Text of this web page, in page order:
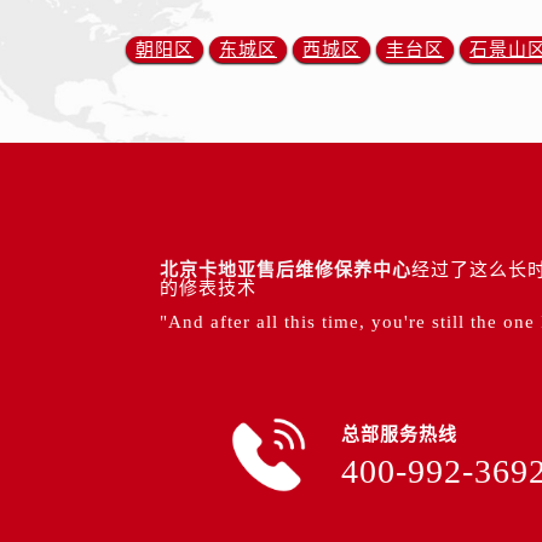
朝阳区 东城区 西城区 丰台区 石景山
北京卡地亚售后维修保养中心经过了这么长
的修表技术
"And after all this time, you're still the one
总部服务热线
400-992-